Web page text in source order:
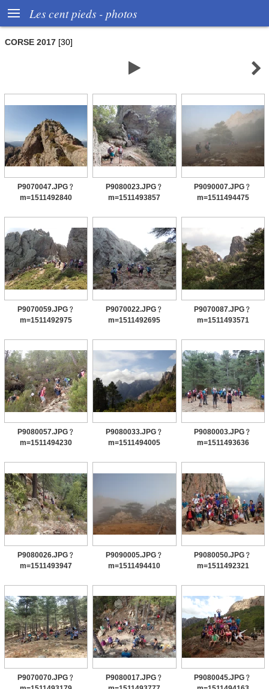
 Les cent pieds - photos
CORSE 2017 [30]
 
P9070047.JPG﹖
m=1511492840
P9080023.JPG﹖
m=1511493857
P9090007.JPG﹖
m=1511494475
P9070059.JPG﹖
m=1511492975
P9070022.JPG﹖
m=1511492695
P9070087.JPG﹖
m=1511493571
P9080057.JPG﹖
m=1511494230
P9080033.JPG﹖
m=1511494005
P9080003.JPG﹖
m=1511493636
P9080026.JPG﹖
m=1511493947
P9090005.JPG﹖
m=1511494410
P9080050.JPG﹖
m=1511492321
P9070070.JPG﹖
P9080017.JPG﹖
P9080045.JPG﹖